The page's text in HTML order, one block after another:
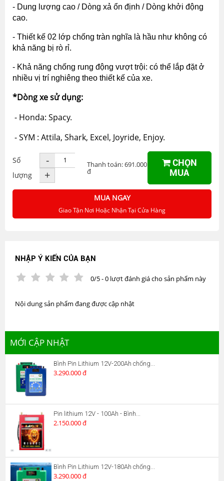
- Dung lượng cao / Dòng xả ổn định / Dòng khởi động
cao.
- Thiết kế 02 lớp chống tràn nghĩa là hầu như không có
khả năng bị rò rỉ.
- Khả năng chống rung động vượt trội: có thể lắp đặt ở
nhiều vị trí nghiêng theo thiết kế của xe.
*Dòng xe sử dụng:
- Honda: Spacy.
- SYM : Attila, Shark, Excel, Joyride, Enjoy.
Số
lượng
-
+
Thanh toán: 691.000
đ
CHỌN
MUA
MUA NGAY
Giao Tận Nơi Hoặc Nhận Tại Cửa Hàng
NHẬP Ý KIẾN CỦA BẠN
0/5 - 0 lượt đánh giá cho sản phẩm này
Nội dung sản phẩm đang được cập nhật
MỚI CẬP NHẬT
Bình Pin Lithium 12V-200Ah chống...
3.290.000 đ
Pin lithium 12V - 100Ah - Bình...
2.150.000 đ
Bình Pin Lithium 12V-180Ah chống...
3.290.000 đ